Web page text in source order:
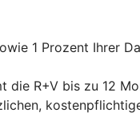
1 Prozent Ihrer
R+V bis zu 12